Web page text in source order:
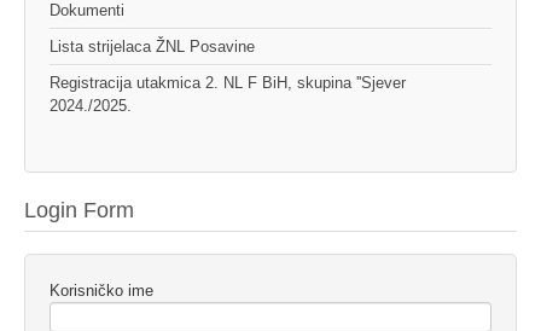
Dokumenti
Lista strijelaca ŽNL Posavine
Registracija utakmica 2. NL F BiH, skupina ''Sjever
2024./2025.
Login Form
Korisničko ime